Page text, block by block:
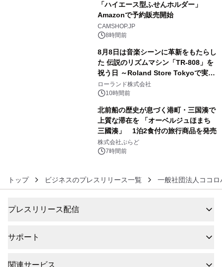
「ハイエース型ふせんホルダー」
Amazonで予約販売開始
CAMSHOP.JP
8時間前
8月8日は音楽シーンに革新をもたらし
た 伝説のリズムマシン「TR-808」を
祝う日 ～Roland Store Tokyoで実機
を展示しての 記念キャンペーンを開
催 英国ラジオ「NTS」の 特別プログ
アーティストを フィーチャーしたアニ
メーションを公開～
ローランド株式会社
10時間前
北前船の歴史が息づく港町・三国湊で
上質な滞在を 「オーベルジュほまち
三國湊」 1泊2食付の旅行商品を発売
株式会社ぷらど
7時間前
トップ ビジネスのプレスリリース一覧 一般社団法人ココ
プレスリリース配信
サポート
関連サービス